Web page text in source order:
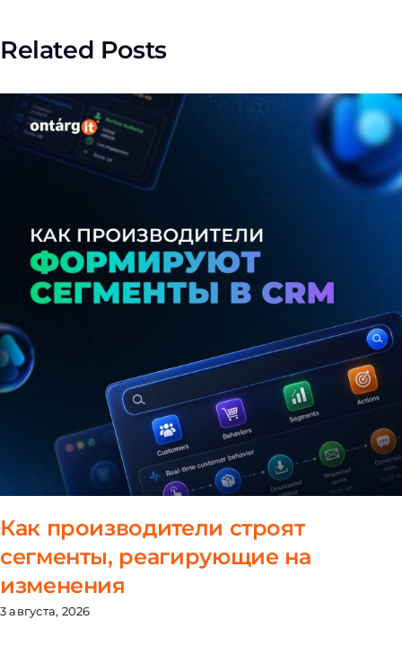
Related Posts
Как производители строят
сегменты, реагирующие на
изменения
3 августа, 2026